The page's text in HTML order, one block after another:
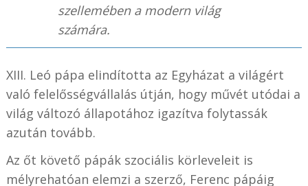
szellemében a modern világ
számára.
XIII. Leó pápa elindította az Egyházat a világért
való felelősségvállalás útján, hogy művét utódai a
világ változó állapotához igazítva folytassák
azután tovább.
Az őt követő pápák szociális körleveleit is
mélyrehatóan elemzi a szerző, Ferenc pápáig